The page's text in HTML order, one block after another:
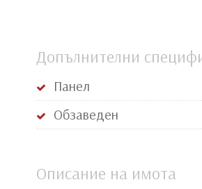
Допълнителни
Панел
Обзаведен
Описание на имота